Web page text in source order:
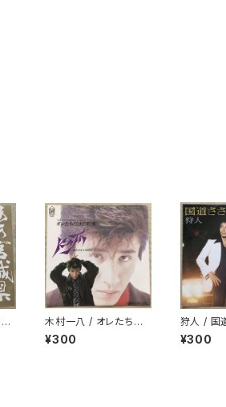
木村一八 / オレたちだ
けの約束
¥300
狩人 / 国
¥300